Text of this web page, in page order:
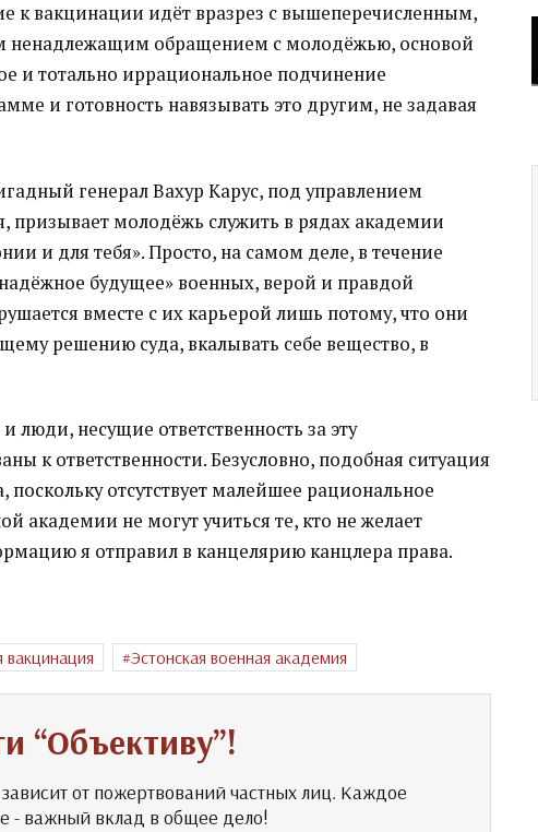
к вакцинации идёт вразрез с вышеперечисленным,
ненадлежащим обращением с молодёжью, основой
и тотально иррациональное подчинение
и готовность навязывать это другим, не задавая
генерал Вахур Карус, под управлением
призывает молодёжь служить в рядах академии
и для тебя». Просто, на самом деле, в течение
будущее» военных, верой и правдой
вместе с их карьерой лишь потому, что они
решению суда, вкалывать себе вещество, в
несущие ответственность за эту
к ответственности. Безусловно, подобная ситуация
поскольку отсутствует малейшее рациональное
академии не могут учиться те, кто не желает
я отправил в канцелярию канцлера права.
вакцинация Эстонская военная академия
“Объективу”!
от пожертвований частных лиц. Каждое
- важный вклад в общее дело!